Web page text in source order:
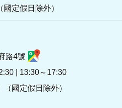
定假日除外）
路4號
| 13:30～17:30
（國定假日除外）